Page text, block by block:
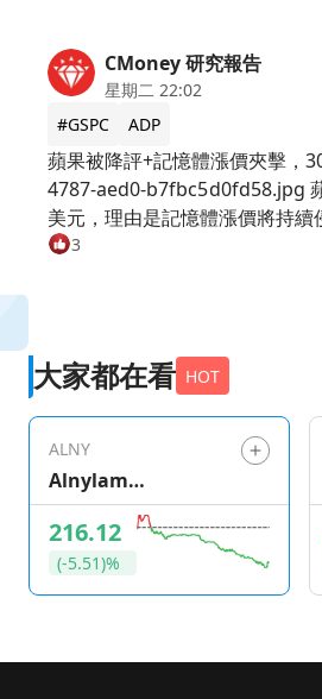
CMoney 研究報告
星期二 22:02
#GSPC
ADP
蘋果被降評+記憶體漲價夾擊，309美元撐不住？ 【CMoney 研究員】 https://
4787-aed0-b7fbc5d0fd58.jpg 蘋果上週四財報雖然超越預期，股價卻在隔日重挫近10%。Phillip Capital週一將蘋果評級下調至「減碼」，目標價290
美元，理由是記憶體漲價將持續侵蝕毛利率。
DRAM（動態隨機存取記憶體
DRAM價格上行；但若漲價導
iPhone 16同期水準。 https://image.cmoney.tw/attachment/blog/1785859200/3e11b8b0-d6c7-4dbb-99c1-d82366cbed76.jpg 【Apple
Intelligence沒說服消費者換機，歐中市場還有法規障礙】 蘋果AI功能（Apple
果44%營收，但兩地的法規限制讓
再起，品牌溢價的隱性成本開始浮現】 蘋果同日對英國政府提起新一輪法律挑戰，反對英國內政部強制存取用戶加密資料的要
用戶關閉「進階資料保護(ADP)
搖。 【32位分析師仍給買進，市場在等一個能說服人的數字】 財報出來後，LSEG統計顯示32位分析師維持買進或強力買進，13位持有，只有3位給出
表現落後。但Phillip Capital的
益比。 如果下季毛利率守住46%以上，代表市場把記憶體漲價當成短期可控的成本衝擊。如果毛利率跌破45%，代表市場擔心蘋果的高毛利護城河正在
結構性鬆動。 https://image.cmoney.tw/attachment/blog/1785859200/e4f54fc5-291f-47f4-88bc-6ab4e1dfb0b0.jpg 【三個月內，這三件事會告
3
大家都在看 HOT
ALNY
Alnylam
Pharmaceuticals
216.12
(-5.51)%